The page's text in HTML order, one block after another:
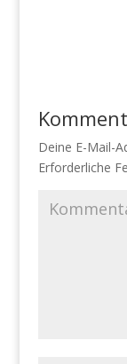
Deine E-Mail-
Erforderliche